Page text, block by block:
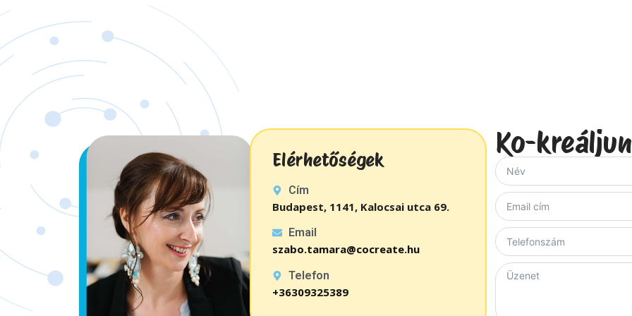
Elérhetőségek
Cím
Budapest, 1141, Kalocsai utca 69.
Email
szabo.tamara@cocreate.hu
Telefon
+36309325389
Ko-